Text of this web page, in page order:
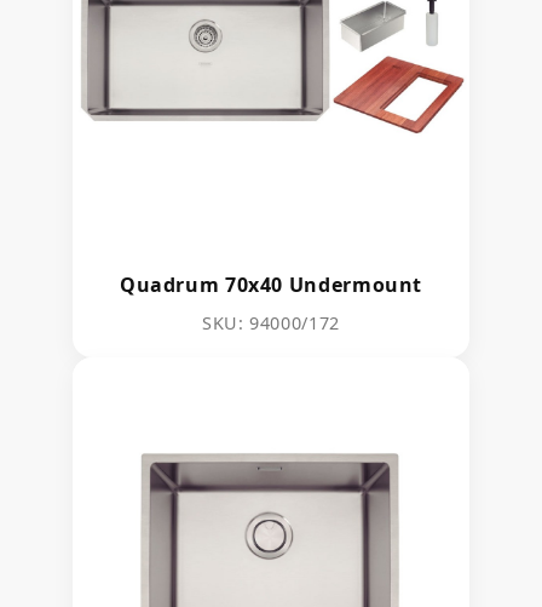
Quadrum 70x40 Undermount
SKU: 94000/172